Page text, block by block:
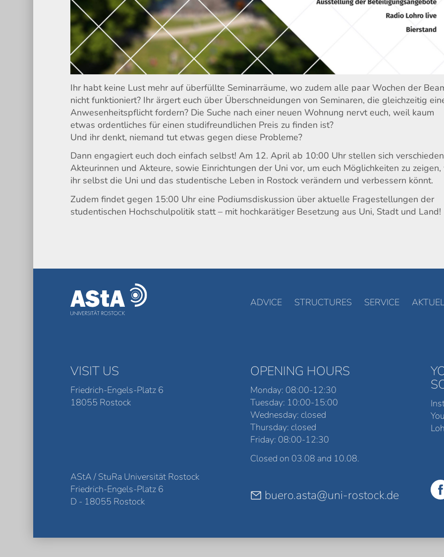
Ihr habt keine Lust mehr auf überfüllte Seminarräume, wo zudem alle paar Wochen der
nicht funktioniert? Ihr ärgert euch über Überschneidungen von Seminaren, die gleichzeitig
Anwesenheitspflicht fordern? Die Suche nach einer neuen Wohnung nervt euch, weil kaum
etwas ordentliches für einen studifreundlichen Preis zu finden ist?
Und ihr denkt, niemand tut etwas gegen diese Probleme?
Dann engagiert euch doch einfach selbst! Am 12. April ab 10:00 Uhr stellen sich
Akteurinnen und Akteure, sowie Einrichtungen der Uni vor, um euch Möglichkeiten zu zeigen,
ihr selbst die Uni und das studentische Leben in Rostock verändern und verbessern könnt.
Zudem findet gegen 15:00 Uhr eine Podiumsdiskussion über aktuelle Fragestellungen der
studentischen Hochschulpolitik statt – mit hochkarätiger Besetzung aus Uni, Stadt und Land!
ADVICE STRUCTURES SERVICE
VISIT US
Friedrich-Engels-Platz 6
18055 Rostock
OPENING HOURS
Monday: 08:00-12:30
Tuesday: 10:00-15:00
Wednesday: closed
Thursday: closed
Friday: 08:00-12:30
Closed on 03.08 and 10.08.
AStA / StuRa Universität Rostock
Friedrich-Engels-Platz 6
D - 18055 Rostock
buero.asta@uni-rostock.de